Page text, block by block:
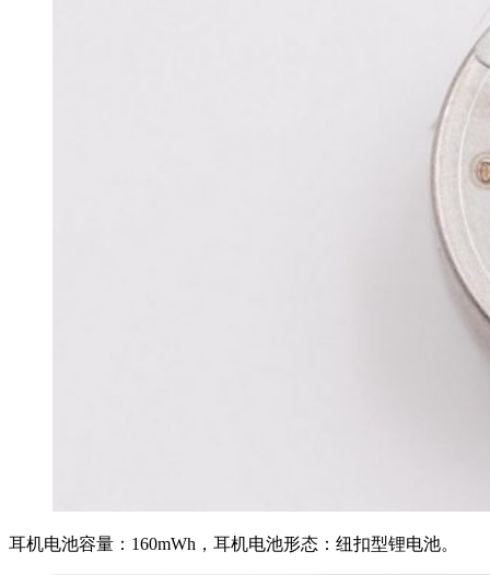
耳机电池容量：160mWh，耳机电池形态：纽扣型锂电池。